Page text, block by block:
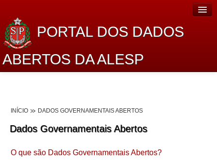
PORTAL DOS DADOS
ABERTOS DA ALESP
Lei de Acesso à Informação
Dados Governamentais Abertos
INÍCIO DADOS GOVERNAMENTAIS ABERTOS
Dados Governamentais Abertos
O que são Dados Governamentais Abertos?